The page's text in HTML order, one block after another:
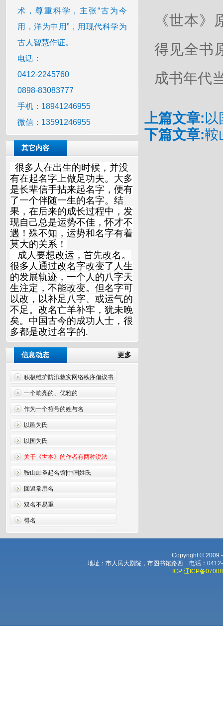
术，尊重科学，主张“古为今
用，洋为中用”，用现代科学为
古人智慧作证。
电话：
0412-2245760
0898-83083777
手机：18941246955
微信：13591246955
其它内容
很多人在出生的时候，并没
有在起名字上做足功夫。大多
是长辈信手拈来起名字，便有
了一个伴随一生的名字。结
果，在后来的成长过程中，发
现自己总是运势不佳，怀才不
遇！殊不知，运势和名字有着
莫大的关系！
成人要想改运，首先改名。
很多人通过改名字改变了人生
的发展轨迹，一个人的八字天
生注定，不能改变。但名字可
以改，以补足八字、或运气的
不足。改名亡羊补牢，犹未晚
矣。中国古今的成功人士，很
多都是改过名字的.
更多
信息动态
积极维护防汛救灾网络秩序倡议书
一个响亮的、优雅的
作为一个符号的姓与名
以邑为氏
以国为氏
关于《世本》的作者有两种说法
鞍山岫圣起名馆|中国姓氏
回避常用名
双名不易重
得名
《世本
得见全书
成书年代
上篇文章:以
下篇文章:鞍
Copyright © 2009
地址：市人民大剧院，市图书馆路西 电话：
ICP:辽ICP备